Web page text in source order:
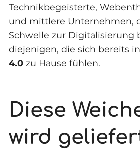
Technikbegeisterte,
und mittlere Unternehmen,
Schwelle zur Digitalisierung
diejenigen, die sich bereits
4.0zu Hause fühlen.
Diese
wird